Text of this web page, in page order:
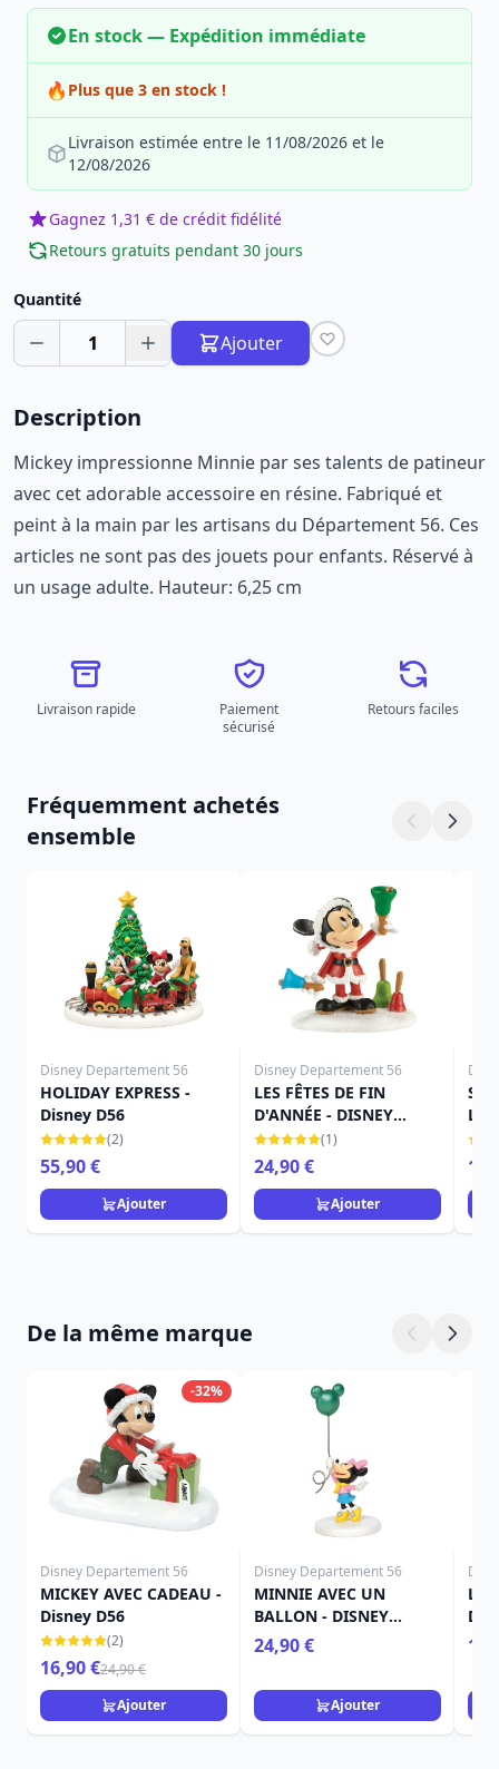
En stock — Expédition immédiate
🔥 Plus que 3 en stock !
Livraison estimée entre le 11/08/2026 et le
12/08/2026
Gagnez 1,31 € de crédit fidélité
Retours gratuits pendant 30 jours
Quantité
1 Ajouter
Description
Mickey impressionne Minnie par ses talents de patineur
avec cet adorable accessoire en résine. Fabriqué et
peint à la main par les artisans du Département 56. Ces
articles ne sont pas des jouets pour enfants. Réservé à
un usage adulte. Hauteur: 6,25 cm
Livraison rapide
Paiement
sécurisé
Retours faciles
Fréquemment achetés
ensemble
Disney Departement 56
HOLIDAY EXPRESS -
Disney D56
(2)
55,90 €
Ajouter
Disney Departement 56
LES FÊTES DE FIN
D'ANNÉE - DISNEY
VILLAGE(1)
24,90 €
Ajouter
LA
De la même marque
-32%
Disney Departement 56
MICKEY AVEC CADEAU -
Disney D56
(2)
16,90 €24,90 €
Ajouter
Disney Departement 56
MINNIE AVEC UN
BALLON - DISNEY
VILLAGE
24,90 €
Ajouter
LA